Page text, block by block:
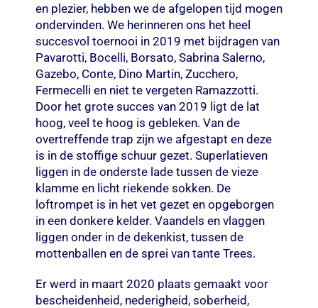
en plezier, hebben we de afgelopen tijd mogen
ondervinden. We herinneren ons het heel
succesvol toernooi in 2019 met bijdragen van
Pavarotti, Bocelli, Borsato, Sabrina Salerno,
Gazebo, Conte, Dino Martin, Zucchero,
Fermecelli en niet te vergeten Ramazzotti.
Door het grote succes van 2019 ligt de lat
hoog, veel te hoog is gebleken. Van de
overtreffende trap zijn we afgestapt en deze
is in de stoffige schuur gezet. Superlatieven
liggen in de onderste lade tussen de vieze
klamme en licht riekende sokken. De
loftrompet is in het vet gezet en opgeborgen
in een donkere kelder. Vaandels en vlaggen
liggen onder in de dekenkist, tussen de
mottenballen en de sprei van tante Trees.
Er werd in maart 2020 plaats gemaakt voor
bescheidenheid, nederigheid, soberheid,